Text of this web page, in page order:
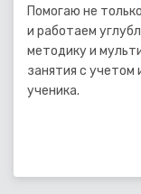
Помогаю не
и работаем
методику и
занятия с учетом
ученика.